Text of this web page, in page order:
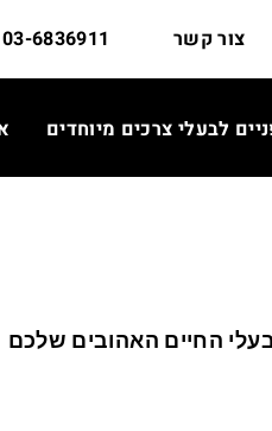
צור קשר 03-6836911
לבעלי צרכים מיוחדים
החיים האהובים שלכם